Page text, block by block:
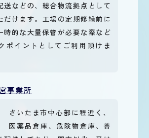
送などの、総合物流拠点として
だけます。工場の定期修繕前に
時的な大量保管が必要な際など
ポイントとしてご利用頂けま
事業所
さいたま市中心部に程近く、
医薬品倉庫、危険物倉庫、普